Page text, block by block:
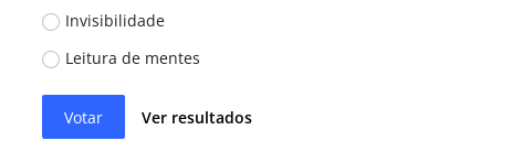
Invisibilidade
Leitura de mentes
Votar Ver resultados